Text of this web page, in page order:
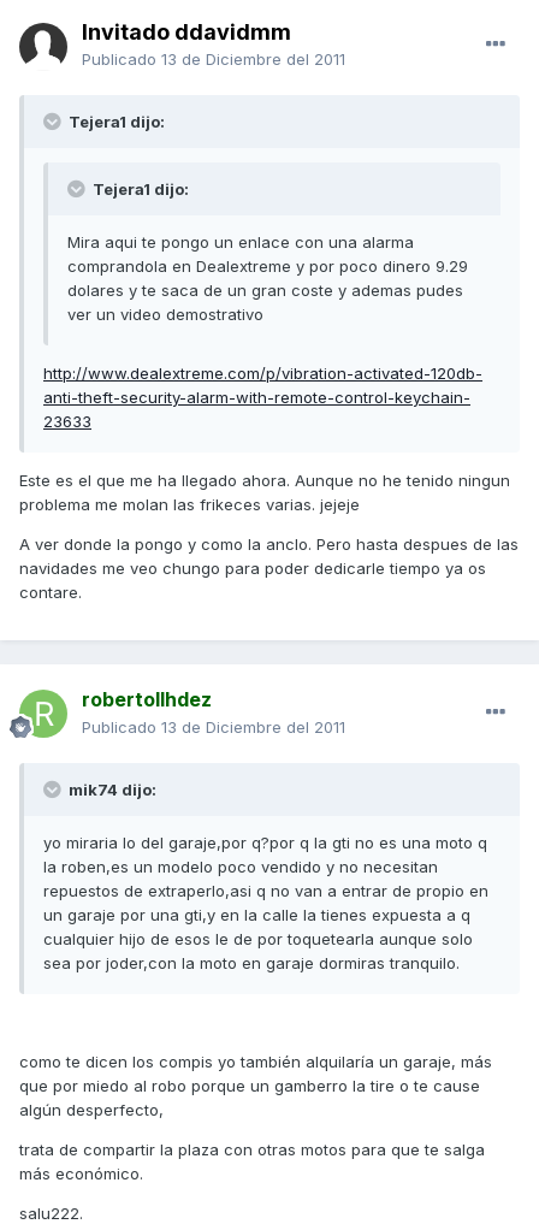
Invitado ddavidmm
Publicado 13 de Diciembre del 2011
Tejera1 dijo:
Tejera1 dijo:
Mira aqui te pongo un enlace con una alarma
comprandola en Dealextreme y por poco dinero 9.29
dolares y te saca de un gran coste y ademas pudes
ver un video demostrativo
http://www.dealextreme.com/p/vibration-activated-120db-
anti-theft-security-alarm-with-remote-control-keychain-
23633
Este es el que me ha llegado ahora. Aunque no he tenido ningun
problema me molan las frikeces varias. jejeje
A ver donde la pongo y como la anclo. Pero hasta despues de las
navidades me veo chungo para poder dedicarle tiempo ya os
contare.
robertollhdez
Publicado 13 de Diciembre del 2011
mik74 dijo:
yo miraria lo del garaje,por q?por q la gti no es una moto q
la roben,es un modelo poco vendido y no necesitan
repuestos de extraperlo,asi q no van a entrar de propio en
un garaje por una gti,y en la calle la tienes expuesta a q
cualquier hijo de esos le de por toquetearla aunque solo
sea por joder,con la moto en garaje dormiras tranquilo.
como te dicen los compis yo también alquilaría un garaje, más
que por miedo al robo porque un gamberro la tire o te cause
algún desperfecto,
trata de compartir la plaza con otras motos para que te salga
más económico.
salu222.